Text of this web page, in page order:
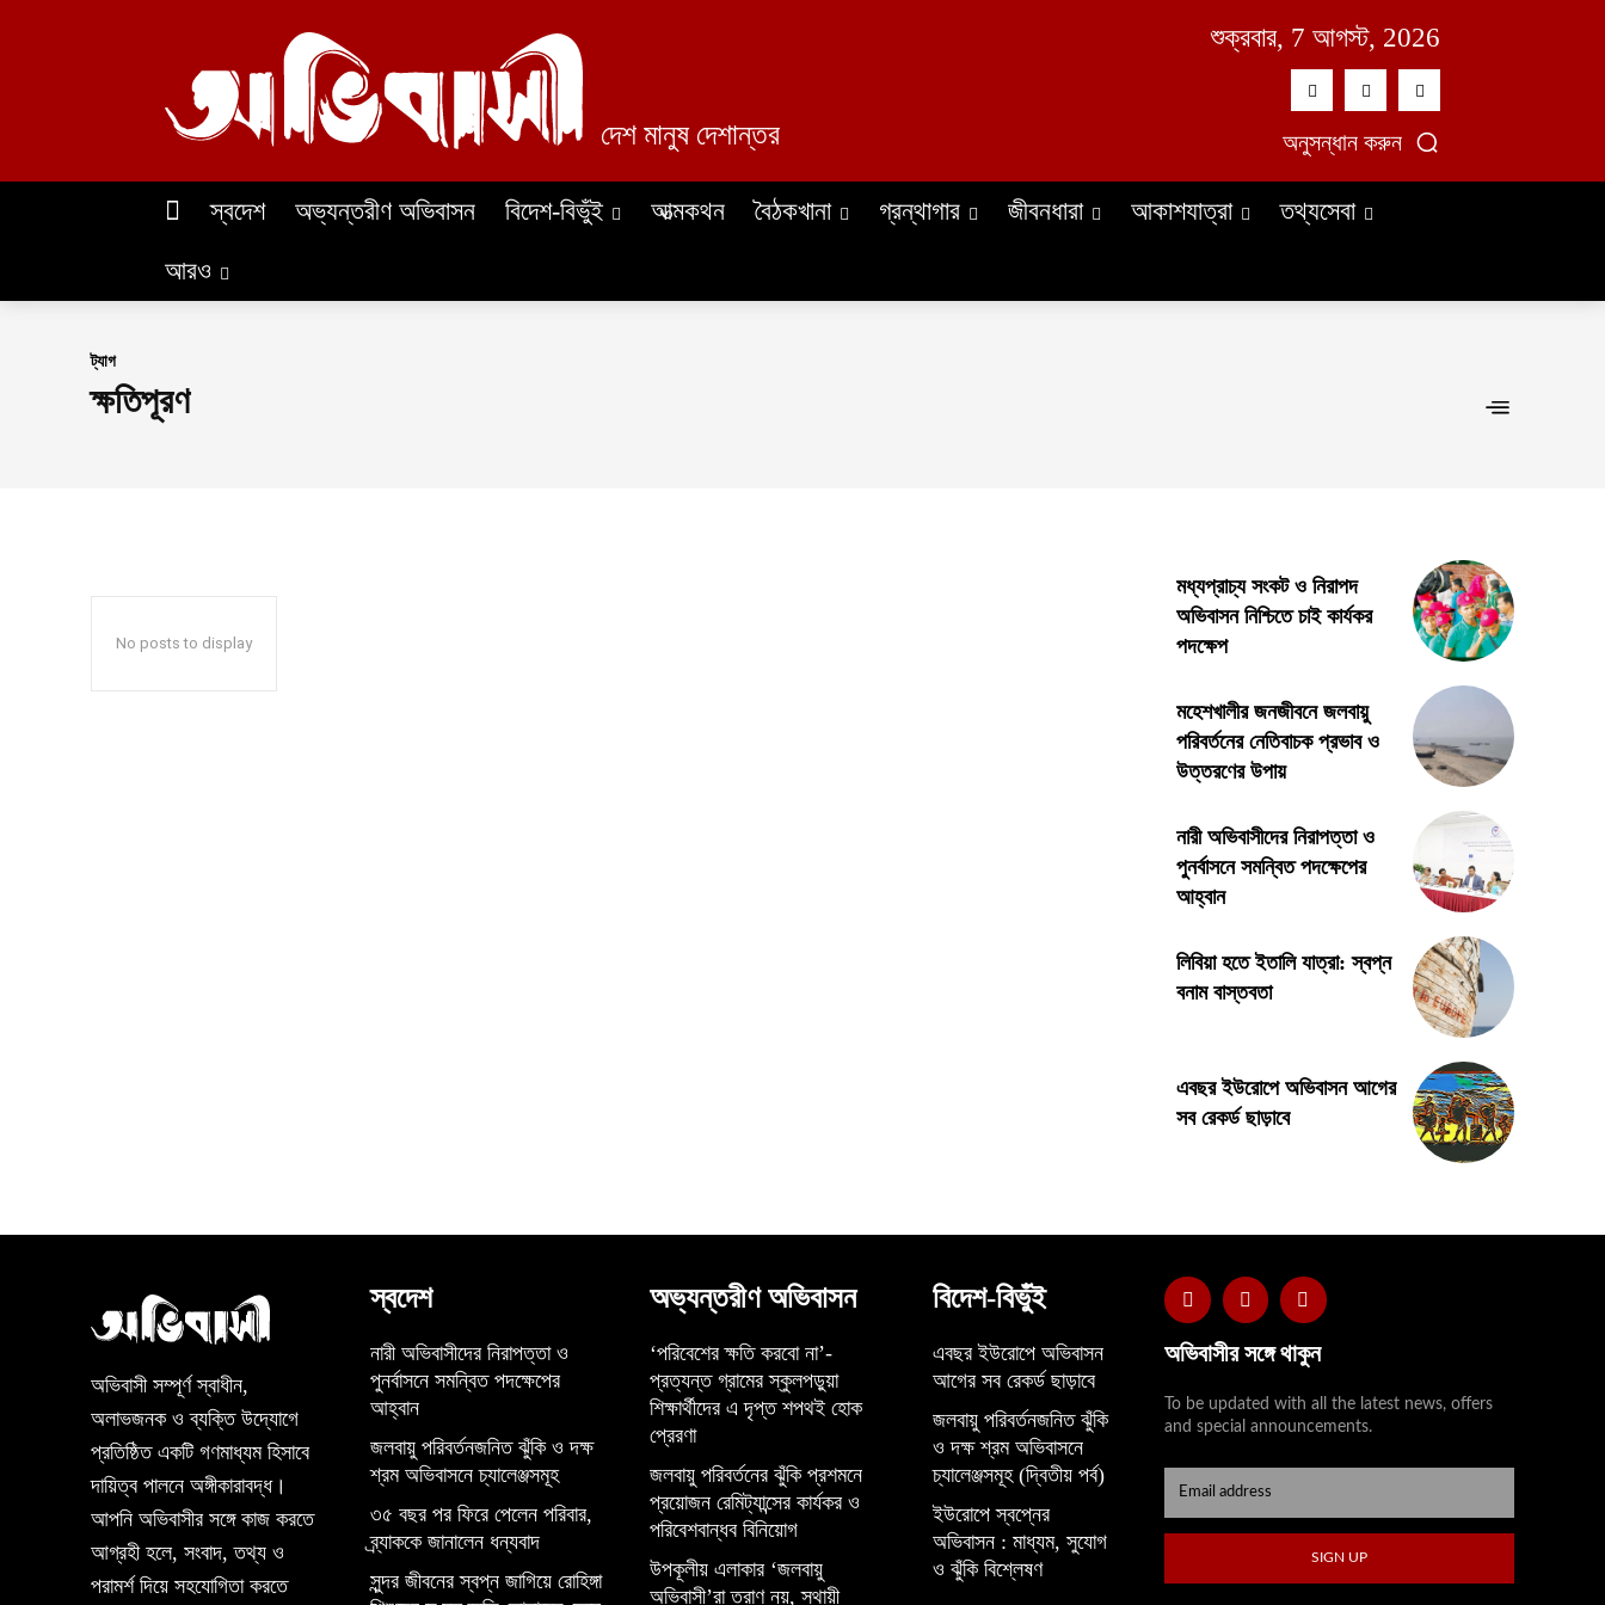
দেশ মানুষ দেশান্তর
শুক্রবার, 7 আগস্ট, 2026
অনুসন্ধান করুন
স্বদেশ অভ্যন্তরীণ অভিবাসন বিদেশ-বিভুঁই আত্মকথন বৈঠকখানা গ্রন্থাগার জীবনধারা আকাশযাত্রা
তথ্যসেবা
আরও
ট্যাগ
ক্ষতিপূরণ
No posts to display
মধ্যপ্রাচ্য সংকট ও নিরাপদ
অভিবাসন নিশ্চিতে চাই কার্যকর
পদক্ষেপ
মহেশখালীর জনজীবনে জলবায়ু
পরিবর্তনের নেতিবাচক প্রভাব ও
উত্তরণের উপায়
নারী অভিবাসীদের নিরাপত্তা ও
পুনর্বাসনে সমন্বিত পদক্ষেপের
আহ্বান
লিবিয়া হতে ইতালি যাত্রা: স্বপ্ন
বনাম বাস্তবতা
এবছর ইউরোপে অভিবাসন আগের
সব রেকর্ড ছাড়াবে
অভিবাসী সম্পূর্ণ স্বাধীন,
অলাভজনক ও ব্যক্তি উদ্যোগে
প্রতিষ্ঠিত একটি গণমাধ্যম হিসাবে
দায়িত্ব পালনে অঙ্গীকারাবদ্ধ।
আপনি অভিবাসীর সঙ্গে কাজ করতে
আগ্রহী হলে, সংবাদ, তথ্য ও
পরামর্শ দিয়ে সহযোগিতা করতে
স্বদেশ
নারী অভিবাসীদের নিরাপত্তা ও
পুনর্বাসনে সমন্বিত পদক্ষেপের
আহ্বান
জলবায়ু পরিবর্তনজনিত ঝুঁকি ও দক্ষ
শ্রম অভিবাসনে চ্যালেঞ্জসমূহ
৩৫ বছর পর ফিরে পেলেন পরিবার,
ব্র্যাককে জানালেন ধন্যবাদ
সুন্দর জীবনের স্বপ্ন জাগিয়ে রোহিঙ্গা
অভ্যন্তরীণ অভিবাসন
‘পরিবেশের ক্ষতি করবো না’-
প্রত্যন্ত গ্রামের স্কুলপড়ুয়া
শিক্ষার্থীদের এ দৃপ্ত শপথই হোক
প্রেরণা
জলবায়ু পরিবর্তনের ঝুঁকি প্রশমনে
প্রয়োজন রেমিট্যান্সের কার্যকর ও
পরিবেশবান্ধব বিনিয়োগ
উপকূলীয় এলাকার ‘জলবায়ু
অভিবাসী’রা ত্রাণ নয়, স্থায়ী
বিদেশ-বিভুঁই
এবছর ইউরোপে অভিবাসন
আগের সব রেকর্ড ছাড়াবে
জলবায়ু পরিবর্তনজনিত ঝুঁকি
ও দক্ষ শ্রম অভিবাসনে
চ্যালেঞ্জসমূহ (দ্বিতীয় পর্ব)
ইউরোপে স্বপ্নের
অভিবাসন : মাধ্যম, সুযোগ
ও ঝুঁকি বিশ্লেষণ
অভিবাসীর সঙ্গে থাকুন
To be updated with all the latest news, offers
and special announcements.
SIGN UP